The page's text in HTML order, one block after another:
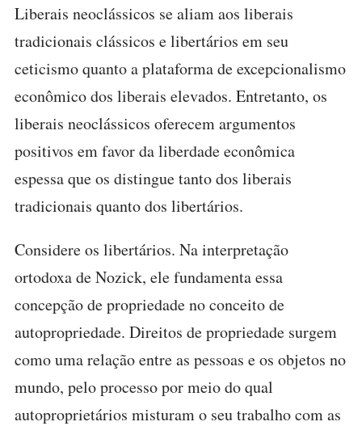
Liberais neoclássicos se aliam aos liberais
tradicionais clássicos e libertários em seu
ceticismo quanto a plataforma de excepcionalismo
econômico dos liberais elevados. Entretanto, os
liberais neoclássicos oferecem argumentos
positivos em favor da liberdade econômica
espessa que os distingue tanto dos liberais
tradicionais quanto dos libertários.
Considere os libertários. Na interpretação
ortodoxa de Nozick, ele fundamenta essa
concepção de propriedade no conceito de
autopropriedade. Direitos de propriedade surgem
como uma relação entre as pessoas e os objetos no
mundo, pelo processo por meio do qual
autoproprietários misturam o seu trabalho com as